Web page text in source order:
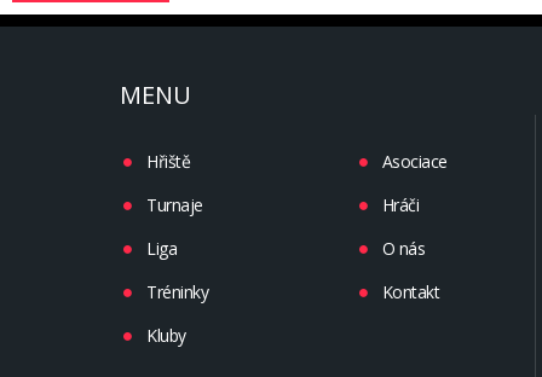
MENU
Hřiště
Turnaje
Liga
Tréninky
Kluby
Asociace
Hráči
O nás
Kontakt